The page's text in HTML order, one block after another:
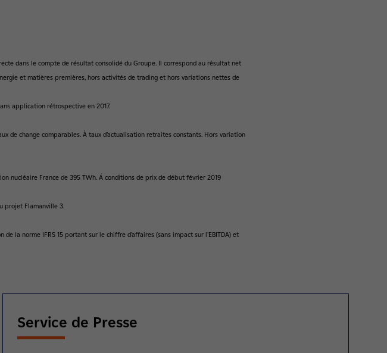
dans le compte de résultat consolidé du Groupe. Il correspond au résultat net
et matières premières, hors activités de trading et hors variations nettes de
application rétrospective en 2017.
de change comparables. À taux d’actualisation retraites constants. Hors variation
nucléaire France de 395 TWh. Á conditions de prix de début février 2019
projet Flamanville 3.
la norme IFRS 15 portant sur le chiffre d’affaires (sans impact sur l’EBITDA) et
Service de Presse